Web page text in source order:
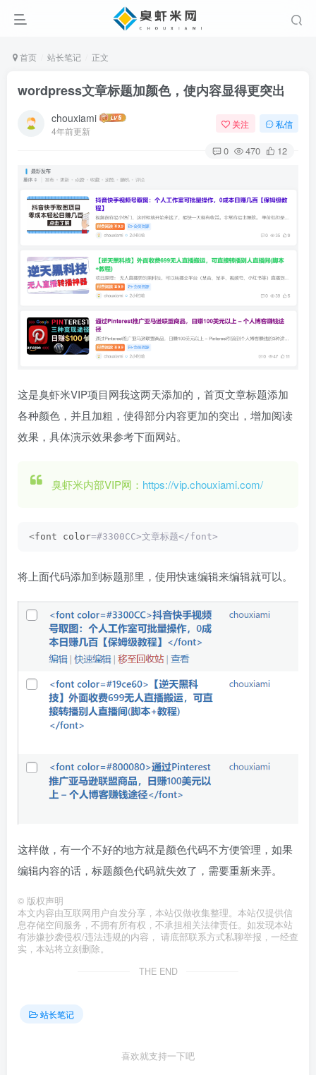
首页 站长笔记 正文
wordpress文章标题加颜色，使内容显得更突出
chouxiami
4年前更新
关注 私信
0 470 12
这是臭虾米VIP项目网我这两天添加的，首页文章标题添加
各种颜色，并且加粗，使得部分内容更加的突出，增加阅读
效果，具体演示效果参考下面网站。
臭虾米内部VIP网： https://vip.chouxiami.com/
<font color=#3300CC>文章标题</font>
将上面代码添加到标题那里，使用快速编辑来编辑就可以。
这样做，有一个不好的地方就是颜色代码不方便管理，如果
编辑内容的话，标题颜色代码就失效了，需要重新来弄。
© 版权声明
本文内容由互联网用户自发分享，本站仅做收集整理。本站仅提供信
息存储空间服务，不拥有所有权，不承担相关法律责任。如发现本站
有涉嫌抄袭侵权/违法违规的内容， 请底部联系方式私聊举报，一经查
实，本站将立刻删除。
THE END
站长笔记
喜欢就支持一下吧